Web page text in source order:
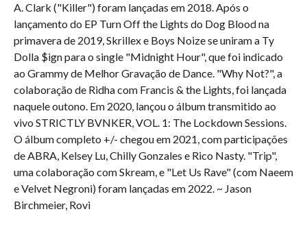
A. Clark ("Killer") foram lançadas em 2018. Após o
lançamento do EP Turn Off the Lights do Dog Blood na
primavera de 2019, Skrillex e Boys Noize se uniram a Ty
Dolla $ign para o single "Midnight Hour", que foi indicado
ao Grammy de Melhor Gravação de Dance. "Why Not?", a
colaboração de Ridha com Francis & the Lights, foi lançada
naquele outono. Em 2020, lançou o álbum transmitido ao
vivo STRICTLY BVNKER, VOL. 1: The Lockdown Sessions.
O álbum completo +/- chegou em 2021, com participações
de ABRA, Kelsey Lu, Chilly Gonzales e Rico Nasty. "Trip",
uma colaboração com Skream, e "Let Us Rave" (com Naeem
e Velvet Negroni) foram lançadas em 2022. ~ Jason
Birchmeier, Rovi